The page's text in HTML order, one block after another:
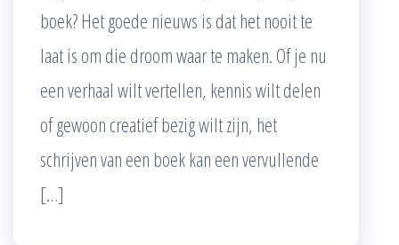
boek? Het goede nieuws is dat het nooit te
laat is om die droom waar te maken. Of je nu
een verhaal wilt vertellen, kennis wilt delen
of gewoon creatief bezig wilt zijn, het
schrijven van een boek kan een vervullende
[…]